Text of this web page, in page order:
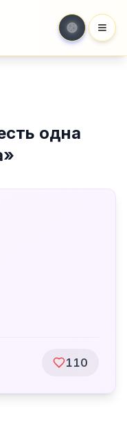
одна
»
110